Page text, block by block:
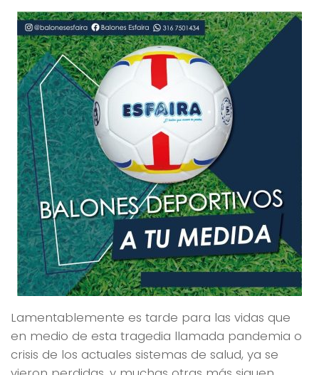
Lamentablemente es tarde para las vidas que
en medio de esta tragedia llamada pandemia o
crisis de los actuales sistemas de salud, ya se